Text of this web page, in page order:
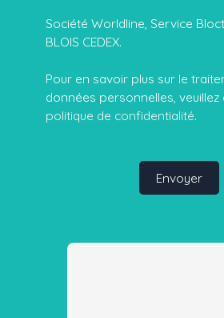
Société Worldline, Service
BLOIS CEDEX.
Pour en savoir plus sur le
données personnelles,
politique de confidentialité.
Envoyer